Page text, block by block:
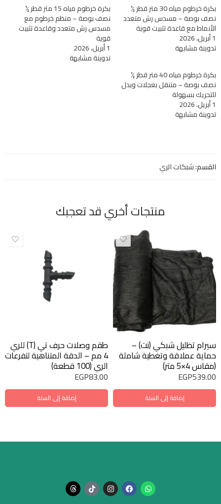
بكرة خرطوم مياه 30 متر قطر ½
نصف بوصة – مسدس رش متعدد
الأنماط مع قاعدة تثبيت قوية
1 أبريل، 2026
تدوينة مشابهة
بكرة خرطوم مياه 15 متر قطر ½
نصف بوصة – منظم خرطوم مع
مسدس رش متعدد وقاعدة تثبيت
قوية
1 أبريل، 2026
تدوينة مشابهة
بكرة خرطوم مياه 40 متر قطر ½
نصف بوصة – متنقل بعجلات ويدل
للتحريك بسهولة
1 أبريل، 2026
تدوينة مشابهة
القسم:شبكات الري
منتجات أخري قد تعجبك
سيرام تظليل شبكي (نت) –
حماية عملاقة وتغطية شاملة
(مقاس 4×5 متر)
EGP539.00
إضافة إلى السلة
طقم وصلات حرف تي (T) للري
4 مم – الدقة المتناهية لتفرعات
الري (100 قطعة)
EGP83.00
إضافة إلى السلة